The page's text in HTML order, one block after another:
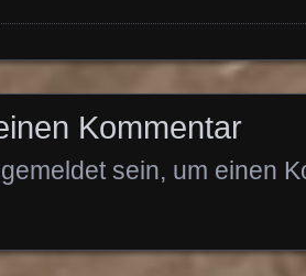
Kommentar
sein, um einen